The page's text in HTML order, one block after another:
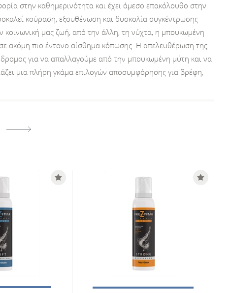
στην καθημερινότητα και έχει άμεσο επακόλουθο στην
κούραση, εξουθένωση και δυσκολία συγκέντρωσης
κοινωνική μας ζωή, από την άλλη, τη νύχτα, η μπουκωμένη
ακόμη πιο έντονο αίσθημα κόπωσης. Η απελευθέρωση της
για να απαλλαγούμε από την μπουκωμένη μύτη και να
μια πλήρη γκάμα επιλογών αποσυμφόρησης για βρέφη,